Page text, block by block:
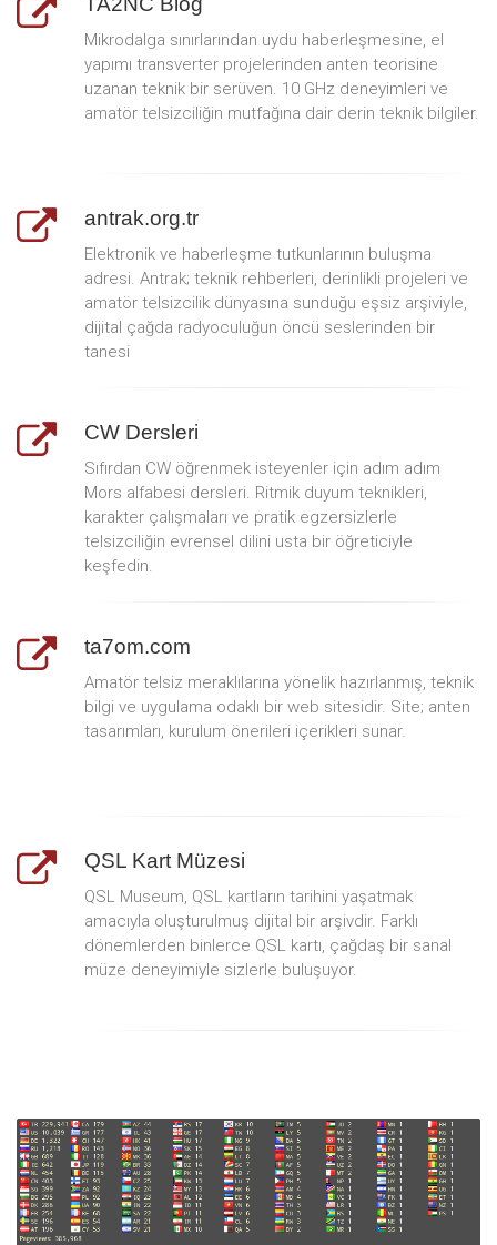
Mikrodalga sınırlarından uydu haberleşmesine, el
yapımı transverter projelerinden anten teorisine
uzanan teknik bir serüven. 10 GHz deneyimleri ve
amatör telsizciliğin mutfağına dair derin teknik bilgiler.
antrak.org.tr
Elektronik ve haberleşme tutkunlarının buluşma
adresi. Antrak; teknik rehberleri, derinlikli projeleri ve
amatör telsizcilik dünyasına sunduğu eşsiz arşiviyle,
dijital çağda radyoculuğun öncü seslerinden bir
tanesi
CW Dersleri
Sıfırdan CW öğrenmek isteyenler için adım adım
Mors alfabesi dersleri. Ritmik duyum teknikleri,
karakter çalışmaları ve pratik egzersizlerle
telsizciliğin evrensel dilini usta bir öğreticiyle
keşfedin.
ta7om.com
Amatör telsiz meraklılarına yönelik hazırlanmış, teknik
bilgi ve uygulama odaklı bir web sitesidir. Site; anten
tasarımları, kurulum önerileri içerikleri sunar.
QSL Kart Müzesi
QSL Museum, QSL kartların tarihini yaşatmak
amacıyla oluşturulmuş dijital bir arşivdir. Farklı
dönemlerden binlerce QSL kartı, çağdaş bir sanal
müze deneyimiyle sizlerle buluşuyor.